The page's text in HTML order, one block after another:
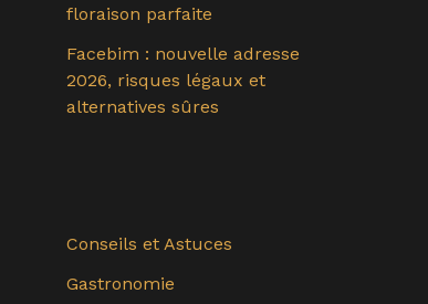
floraison parfaite
Facebim : nouvelle adresse
2026, risques légaux et
alternatives sûres
Conseils et Astuces
Gastronomie